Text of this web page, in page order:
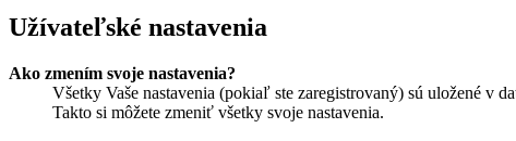
Užívateľské nastavenia
Ako zmením svoje nastavenia?
Všetky Vaše nastavenia (pokiaľ ste zaregistrovaný) sú uložené v
Takto si môžete zmeniť všetky svoje nastavenia.